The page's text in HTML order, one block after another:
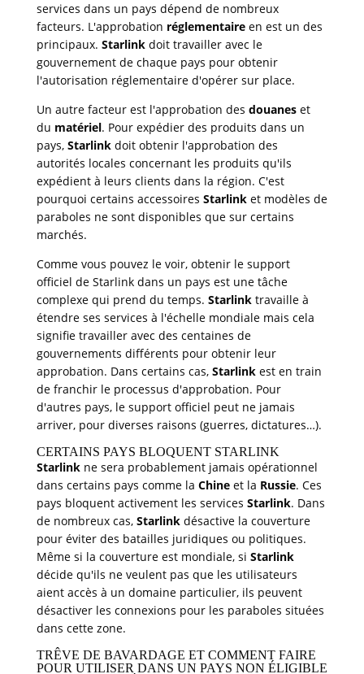
services dans un pays dépend de nombreux
facteurs. L'approbation réglementaireen est un des
principaux. Starlinkdoit travailler avec le
gouvernement de chaque pays pour obtenir
l'autorisation réglementaire d'opérer sur place.
Un autre facteur est l'approbation des douaneset
du matériel. Pour expédier des produits dans un
pays, Starlinkdoit obtenir l'approbation des
autorités locales concernant les produits qu'ils
expédient à leurs clients dans la région. C'est
pourquoi certains accessoires Starlinket modèles de
paraboles ne sont disponibles que sur certains
marchés.
Comme vous pouvez le voir, obtenir le support
officiel de Starlink dans un pays est une tâche
complexe qui prend du temps. Starlinktravaille à
étendre ses services à l'échelle mondiale mais cela
signifie travailler avec des centaines de
gouvernements différents pour obtenir leur
approbation. Dans certains cas, Starlinkest en train
de franchir le processus d'approbation. Pour
d'autres pays, le support officiel peut ne jamais
arriver, pour diverses raisons (guerres, dictatures…).
CERTAINS PAYS BLOQUENT STARLINK
Starlinkne sera probablement jamais opérationnel
dans certains pays comme la Chineet la Russie. Ces
pays bloquent activement les services Starlink. Dans
de nombreux cas, Starlinkdésactive la couverture
pour éviter des batailles juridiques ou politiques.
Même si la couverture est mondiale, si Starlink
décide qu'ils ne veulent pas que les utilisateurs
aient accès à un domaine particulier, ils peuvent
désactiver les connexions pour les paraboles situées
dans cette zone.
TRÊVE DE BAVARDAGE ET COMMENT FAIRE
POUR UTILISER DANS UN PAYS NON ÉLIGIBLE